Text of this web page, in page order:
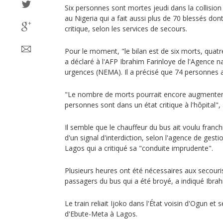
Six personnes sont mortes jeudi dans la
au Nigeria qui a fait aussi plus de 70 blessés
critique, selon les services de secours.
Pour le moment, "le bilan est de six morts,
a déclaré à l'AFP Ibrahim Farinloye de l'Agence
urgences (NEMA). Il a précisé que 74 personnes
"Le nombre de morts pourrait encore
personnes sont dans un état critique à
Il semble que le chauffeur du bus ait voulu
d'un signal d'interdiction, selon l'agence de
Lagos qui a critiqué sa "conduite imprudente".
Plusieurs heures ont été nécessaires aux
passagers du bus qui a été broyé, a indiqué
Le train reliait Ijoko dans l'État voisin d'Ogun et
d'Ebute-Meta à Lagos.